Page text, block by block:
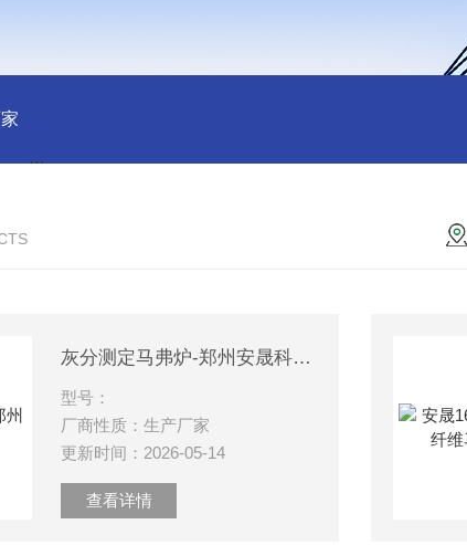
SX2-9-17TP高温
灰分测定马弗炉-郑州安晟科学仪器
型号：
厂商性质：生产厂家
更新时间：2026-05-14
查看详情